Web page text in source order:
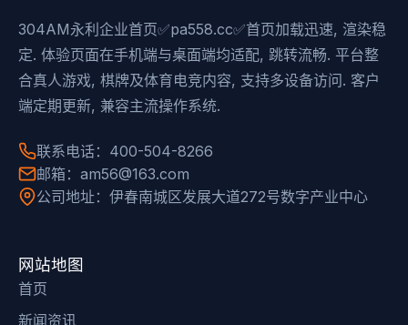
304AM永利企业首页✅pa558.cc✅首页加载迅速, 渲染稳
定. 体验页面在手机端与桌面端均适配, 跳转流畅. 平台整
合真人游戏, 棋牌及体育电竞内容, 支持多设备访问. 客户
端定期更新, 兼容主流操作系统.
联系电话：400-504-8266
邮箱：am56@163.com
公司地址：伊春南城区发展大道272号数字产业中心
网站地图
首页
新闻资讯